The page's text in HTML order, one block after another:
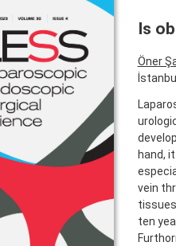
Is
Öner
hand,
vein
ten